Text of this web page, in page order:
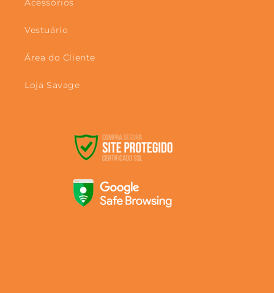
Acessórios
Vestuário
Área do Cliente
Loja Savage